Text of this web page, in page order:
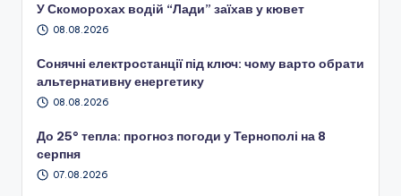
У Скоморохах водій “Лади” заїхав у кювет
08.08.2026
Сонячні електростанції під ключ: чому варто обрати
альтернативну енергетику
08.08.2026
До 25° тепла: прогноз погоди у Тернополі на 8
серпня
07.08.2026